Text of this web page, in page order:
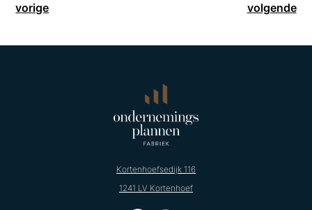
vorige volgende
Kortenhoefsedijk 116
1241 LV Kortenhoef